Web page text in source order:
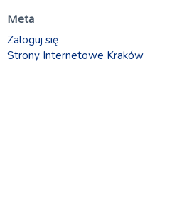
Meta
Zaloguj się
Strony Internetowe Kraków